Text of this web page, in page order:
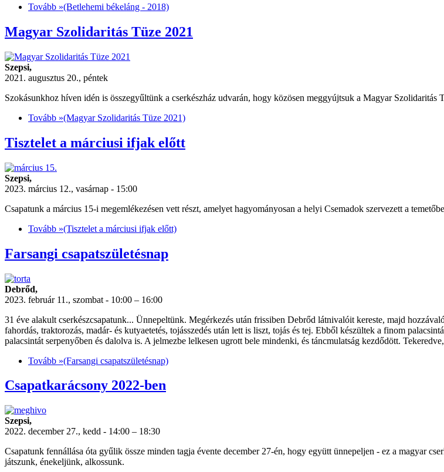
Tovább »(Betlehemi békeláng - 2018)
Magyar Szolidaritás Tüze 2021
Szepsi,
2021. augusztus 20., péntek
Szokásunkhoz híven idén is összegyűltünk a cserkészház udvarán, hogy közösen meggyújtsuk a Magyar Szolidaritás
Tovább »(Magyar Szolidaritás Tüze 2021)
Tisztelet a márciusi ifjak előtt
Szepsi,
2023. március 12., vasárnap - 15:00
Csapatunk a március 15-i megemlékezésen vett részt, amelyet hagyományosan a helyi Csemadok szervezett a
Tovább »(Tisztelet a márciusi ifjak előtt)
Farsangi csapatszületésnap
Debrőd,
2023. február 11., szombat - 10:00 – 16:00
31 éve alakult cserkészcsapatunk... Ünnepeltünk. Megérkezés után frissiben Debrőd látnivalóit kereste, majd
fahordás, traktorozás, madár- és kutyaetetés, tojásszedés után lett is liszt, tojás és tej. Ebből készültek a finom
palacsintát serpenyőben és dalolva is. A jelmezbe lelkesen ugrott bele mindenki, és táncmulatság kezdődött.
Tovább »(Farsangi csapatszületésnap)
Csapatkarácsony 2022-ben
Szepsi,
2022. december 27., kedd - 14:00 – 18:30
Csapatunk fennállása óta gyűlik össze minden tagja évente december 27-én, hogy együtt ünnepeljen - ez a magyar
játszunk, énekeljünk, alkossunk.